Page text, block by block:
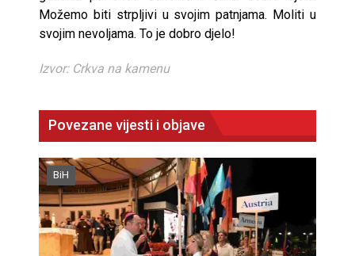
Možemo biti strpljivi u svojim patnjama. Moliti u
svojim nevoljama. To je dobro djelo!
Izvor: Crkva na kamenu
Povezane vijesti i objave
BiH